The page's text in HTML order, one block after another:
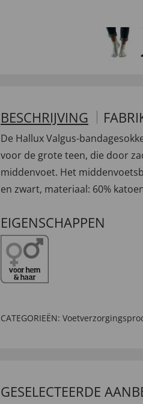
BESCHRIJVING
De Hallux Valgus-
voor de grote teen, die door
middenvoet. Het
en zwart, materiaal: 60%
EIGENSCHAPPEN
CATEGORIEËN:
GESELECTEERDE